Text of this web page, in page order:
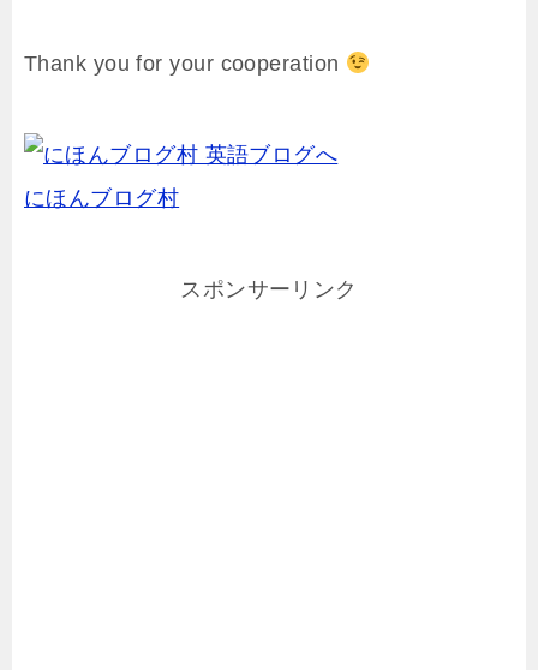
Thank you for your cooperation
にほんブログ村
スポンサーリンク